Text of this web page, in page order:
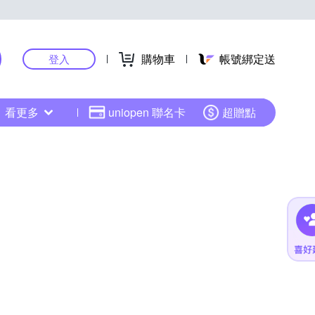
登入 購物車 帳號綁定送
看更多 uniopen 聯名卡 超贈點